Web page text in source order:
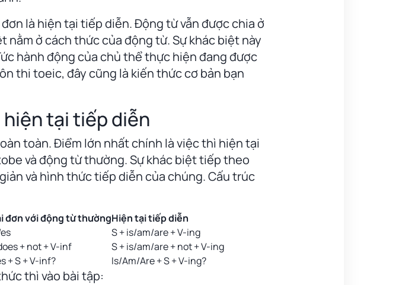
là hiện tại tiếp diễn. Động từ vẫn được chia ở
ở cách thức của động từ. Sự khác biệt này
hành động của chủ thể thực hiện đang được
thi toeic, đây cũng là kiến thức cơ bản bạn
tại tiếp diễn
toàn. Điểm lớn nhất chính là việc thì hiện tại
và động từ thường. Sự khác biệt tiếp theo
và hình thức tiếp diễn của chúng. Cấu trúc
đơn với động từ thườngHiện tại tiếp diễn
S + is/am/are + V-ing
+ not + V-inf
S + is/am/are + not + V-ing
+ S + V-inf? Is/Am/Are + S + V-ing?
thì vào bài tập: